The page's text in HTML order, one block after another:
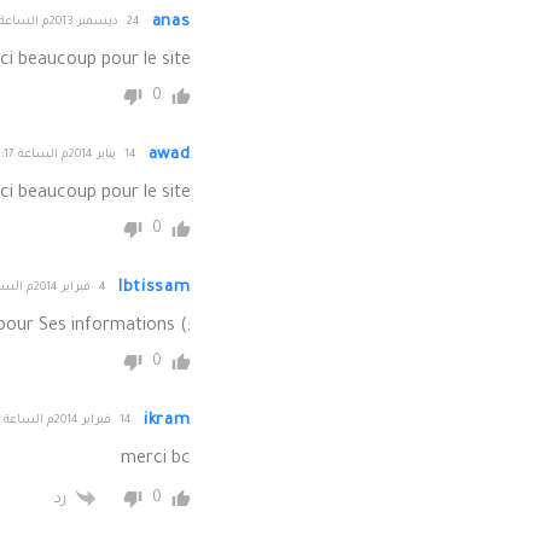
anas 24 ديسمبر 2013م الساعة 11:55
beaucoup pour le site
0
awad 14 يناير 2014م الساعة 17:17
beaucoup pour le site
0
Ibtissam 4 فبراير 2014م الساعة 11:20
;) Merci pour Ses informations^^!
0
ikram 14 فبراير 2014م الساعة 14:20
merci bc
0 رد